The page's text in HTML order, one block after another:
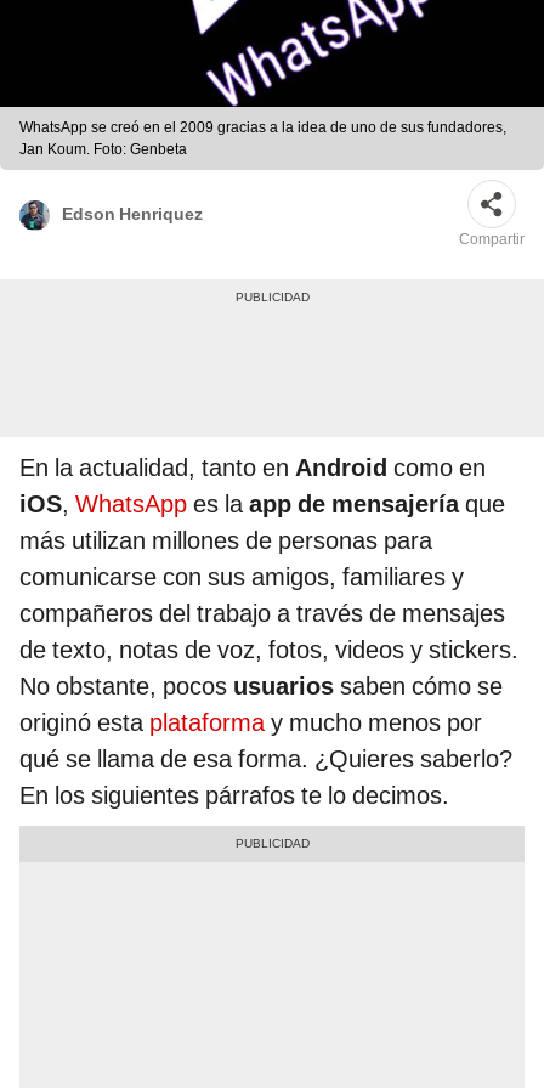
WhatsApp se creó en el 2009 gracias a la idea de uno de sus fundadores,
Jan Koum. Foto: Genbeta
Edson Henriquez
Compartir
En la actualidad, tanto en Android como en
iOS, WhatsApp es laapp de mensajeríaque
más utilizan millones de personas para
comunicarse con sus amigos, familiares y
compañeros del trabajo a través de mensajes
de texto, notas de voz, fotos, videos y stickers.
No obstante, pocos usuarios saben cómo se
originó esta plataformay mucho menos por
qué se llama de esa forma. ¿Quieres saberlo?
En los siguientes párrafos te lo decimos.